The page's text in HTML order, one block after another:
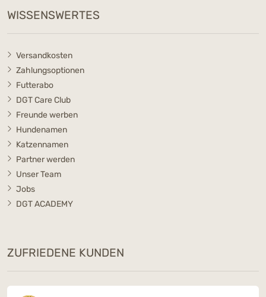
WISSENSWERTES
Versandkosten
Zahlungsoptionen
Futterabo
DGT Care Club
Freunde werben
Hundenamen
Katzennamen
Partner werden
Unser Team
Jobs
DGT ACADEMY
ZUFRIEDENE KUNDEN